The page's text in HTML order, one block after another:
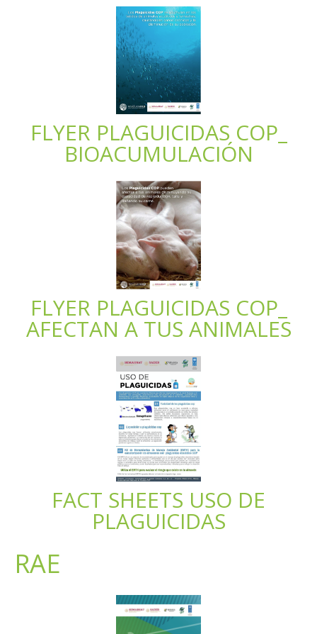
FLYER PLAGUICIDAS COP_
BIOACUMULACIÓN
FLYER PLAGUICIDAS COP_
AFECTAN A TUS ANIMALES
FACT SHEETS USO DE
PLAGUICIDAS
RAE